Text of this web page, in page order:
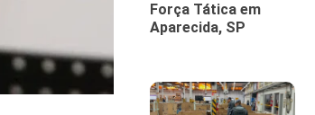
Força Tática em
Aparecida, SP